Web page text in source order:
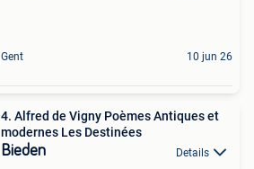
Gent 10 jun 26
4. Alfred de Vigny Poèmes Antiques et
modernes Les Destinées
Bieden Details